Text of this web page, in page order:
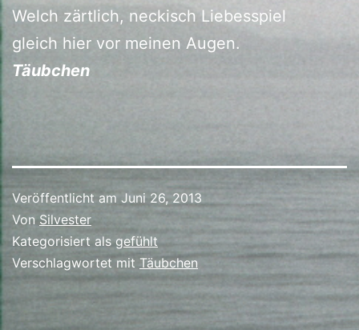
Welch zärtlich, neckisch Liebesspiel
gleich hier vor meinen Augen.
Täubchen
Veröffentlicht am Juni 26, 2013
Von Silvester
Kategorisiert als gefühlt
Verschlagwortet mit Täubchen